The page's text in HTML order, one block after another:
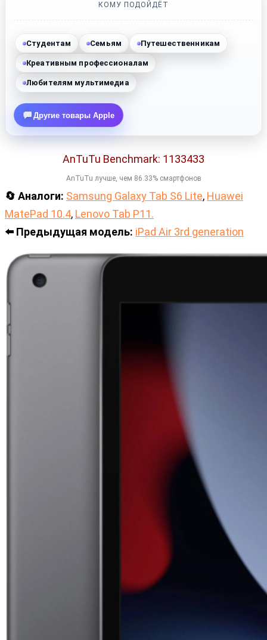
КОМУ ПОДОЙДЁТ
Другие товары Apple
Студентам Семьям Путешественникам
Креативным профессионалам
Любителям мультимедиа
AnTuTu Benchmark: 1133433
AnTuTu лучше, чем 86.33% смартфонов
🔄 Аналоги: Samsung Galaxy Tab S6 Lite, Huawei
MatePad 10.4, Lenovo Tab P11.
⬅️ Предыдущая модель: iPad Air 3rd generation